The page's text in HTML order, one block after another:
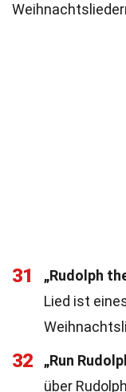
31 „Rudolph
Lied ist
32 „Run
über